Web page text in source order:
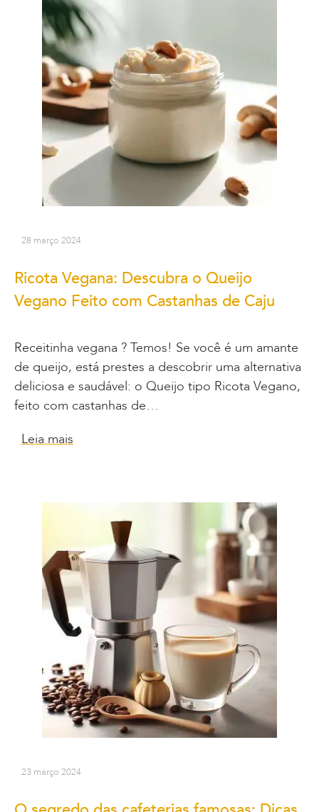
28 março 2024
Ricota Vegana: Descubra o Queijo
Vegano Feito com Castanhas de Caju
Receitinha vegana ? Temos! Se você é um amante
de queijo, está prestes a descobrir uma alternativa
deliciosa e saudável: o Queijo tipo Ricota Vegano,
feito com castanhas de…
Leia mais
23 março 2024